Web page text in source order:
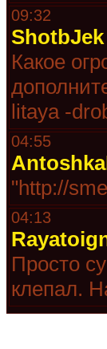
09:32
ShotbJek
Какое
litaya -
04:55
"http://
04:13
Просто
клепал.